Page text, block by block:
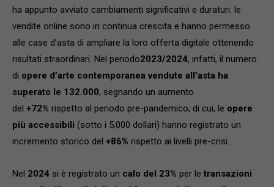
ha appunto avviato cambiamenti significativi e duraturi: le
vendite online sono in continua crescita e hanno permesso
alle case d’asta di ampliare la loro offerta digitale ottenendo
risultati straordinari. Nel periodo2023/2024, infatti, il numero
di opere d’arte contemporanea vendute all’asta ha
superato le 132.000, segnando un aumento
del +72% rispetto al periodo pre-pandemico; di cui, le opere
più accessibili (sotto i 5,000 dollari) hanno registrato un
incremento storico del +86% rispetto ai livelli pre-crisi.
Nel 2024 si è registrato un calo del 23% per le transazioni